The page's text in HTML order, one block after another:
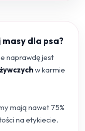
dla psa?
naprawdę jest
w karmie
mają nawet 75%
na etykiecie.